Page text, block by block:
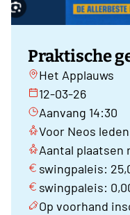
Praktische
Het Applauws
12-03-26
Aanvang 14:30
Voor Neos
Aantal plaatsen
swingpaleis:
swingpaleis:
Op voorhand